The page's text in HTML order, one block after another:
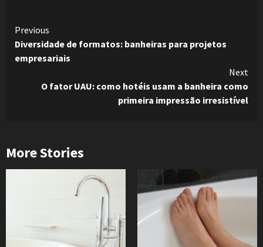
Continue
Reading
Previous
Diversidade de formatos: banheiras para projetos
empresariais
Next
O fator UAU: como hotéis usam a banheira como
primeira impressão irresistível
More Stories